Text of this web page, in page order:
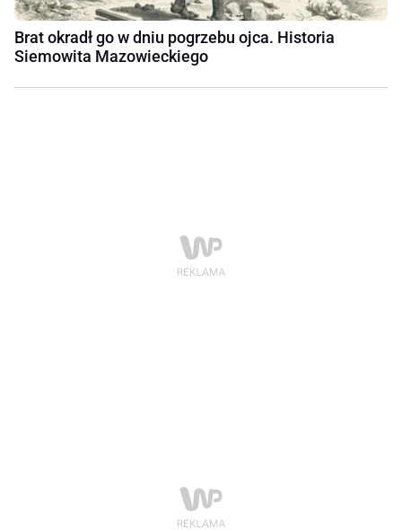
Brat okradł go w dniu pogrzebu ojca. Historia
Siemowita Mazowieckiego